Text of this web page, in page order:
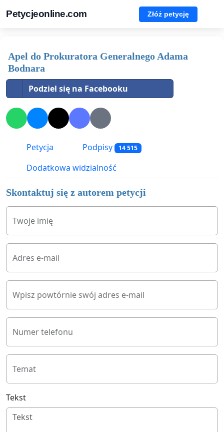
Petycjeonline.com Złóż petycję
Apel do Prokuratora Generalnego Adama
Bodnara
Podziel się na Facebooku
Petycja Podpisy 14 515
Dodatkowa widzialność
Skontaktuj się z autorem petycji
Twoje imię
Adres e-mail
Wpisz powtórnie swój adres e-mail
Numer telefonu
Temat
Tekst